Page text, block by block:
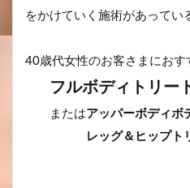
をかけていく施術があってい
40歳代女性のお客さまにおす
フルボディトリー
またはアッパーボディボ
レッグ＆ヒップト